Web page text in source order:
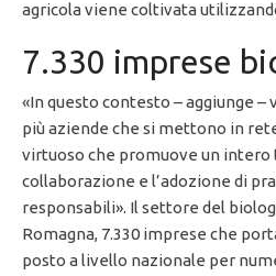
agricola viene coltivata
7.330 imprese
«In questo contesto – aggiunge
più aziende che si mettono in
virtuoso che promuove un
collaborazione e l’adozione di
responsabili». Il settore del
Romagna, 7.330 imprese che
posto a livello nazionale per